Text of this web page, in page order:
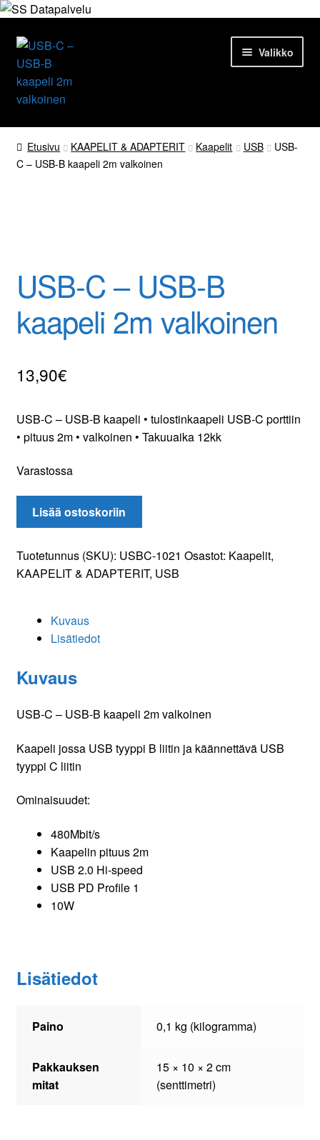
Siirry
navigointiin
Siirry
sisältöön
Valikko
Etusivu
Tuotteet
Yrityksestä
Yhteydenotto
Etusivu KAAPELIT & ADAPTERIT Kaapelit USB
USB-
C – USB-B kaapeli 2m valkoinen
USB-C – USB-B
kaapeli 2m valkoinen
13,90€
USB-C – USB-B kaapeli • tulostinkaapeli USB-C porttiin
• pituus 2m • valkoinen • Takuuaika 12kk
Varastossa
USB-
USB-
B
valkoinen
Lisää ostoskoriin
Tuotetunnus (SKU): USBC-1021 Osastot: Kaapelit,
KAAPELIT & ADAPTERIT, USB
Kuvaus
Lisätiedot
Kuvaus
USB-C – USB-B kaapeli 2m valkoinen
Kaapeli jossa USB tyyppi B liitin ja käännettävä USB
tyyppi C liitin
Ominaisuudet:
480Mbit/s
Kaapelin pituus 2m
USB 2.0 Hi-speed
USB PD Profile 1
10W
Lisätiedot
Paino 0,1 kg (kilogramma)
Pakkauksen
mitat
15 × 10 × 2 cm
(senttimetri)